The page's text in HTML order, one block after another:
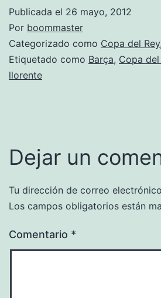
Publicada el 26 mayo, 2012
Por boommaster
Categorizado como Copa del Rey,
Etiquetado como Barça, Copa del
llorente
Dejar un
Tu dirección de correo
Los campos obligatorios están
Comentario *